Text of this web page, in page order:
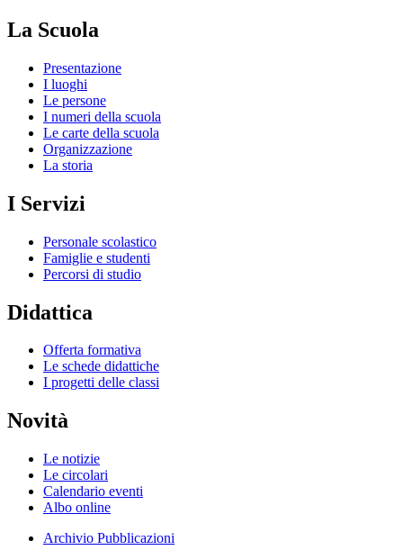
La Scuola
Presentazione
I luoghi
Le persone
I numeri della scuola
Le carte della scuola
Organizzazione
La storia
I Servizi
Personale scolastico
Famiglie e studenti
Percorsi di studio
Didattica
Offerta formativa
Le schede didattiche
I progetti delle classi
Novità
Le notizie
Le circolari
Calendario eventi
Albo online
Archivio Pubblicazioni